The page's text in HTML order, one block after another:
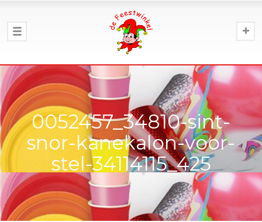
0052457_34810-sint-
snor-kanekalon-voor-
stel-34114115_425